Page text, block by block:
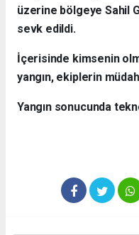
üzerine bölgeye Sahil
sevk edildi.
İçerisinde kimsenin
yangın, ekiplerin
Yangın sonucunda